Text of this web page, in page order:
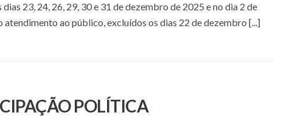
23, 24, 26, 29, 30 e 31 de dezembro de 2025 e no dia 2 de
atendimento ao público, excluídos os dias 22 de dezembro [...]
POLÍTICA